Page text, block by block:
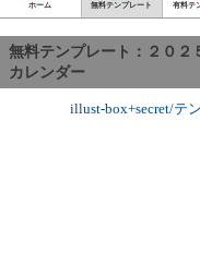
ホーム 無料テンプレート 有料テ
無料テンプレート：２０２
カレンダー
illust-box+secret/テ